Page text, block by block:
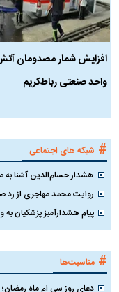
افزایش شمار مصدومان
واحد صنعتی رباط‌کریم
# شبکه های اجتماعی
هشدار حسام‌الدین آشنا
روایت محمد مهاجری از رد
پیام هشدارآمیز پزشکیان به
# مناسبت‌ها
دعای روز سی ام ماه رمضان؛ ۲۹ اسفند ۱۴۰۴